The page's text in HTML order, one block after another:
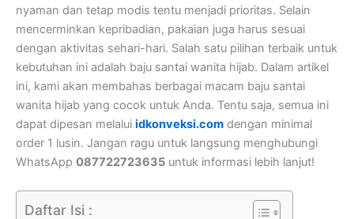
nyaman dan tetap modis tentu menjadi prioritas. Selain
mencerminkan kepribadian, pakaian juga harus sesuai
dengan aktivitas sehari-hari. Salah satu pilihan terbaik untuk
kebutuhan ini adalah baju santai wanita hijab. Dalam artikel
ini, kami akan membahas berbagai macam baju santai
wanita hijab yang cocok untuk Anda. Tentu saja, semua ini
dapat dipesan melalui idkonveksi.com dengan minimal
order 1 lusin. Jangan ragu untuk langsung menghubungi
WhatsApp 087722723635 untuk informasi lebih lanjut!
Daftar Isi :